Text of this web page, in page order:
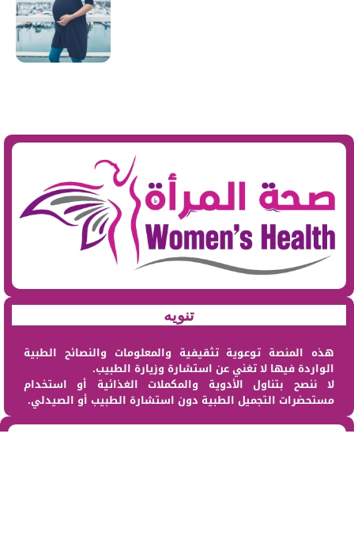
تنويه
هذه المنصة توعوية تثقيفية والمعلومات والنصائح الطبية
الواردة فيها لا تغني عن استشارة وزيارة الطبيب.
لا ننصح بتناول الأدوية والمكملات الغذائية أو استخدام
مستحضرات التجميل الطبية دون استشارة الطبيب أو الصيدلي.